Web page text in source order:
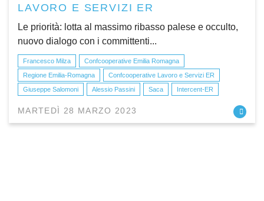
LAVORO E SERVIZI ER
Le priorità: lotta al massimo ribasso palese e occulto,
nuovo dialogo con i committenti...
Francesco Milza
Confcooperative Emilia Romagna
Regione Emilia-Romagna
Confcooperative Lavoro e Servizi ER
Giuseppe Salomoni
Alessio Passini Saca Intercent-ER
MARTEDÌ 28 MARZO 2023